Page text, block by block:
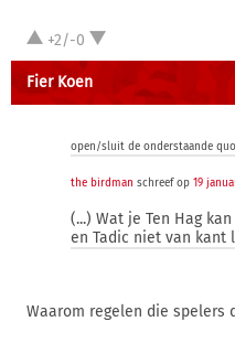
+2/-0
Fier Koen
open/sluit de onderstaande
the birdman schreef op 19
(...) Wat je Ten Hag
en Tadic niet van kant
Waarom regelen die spelers